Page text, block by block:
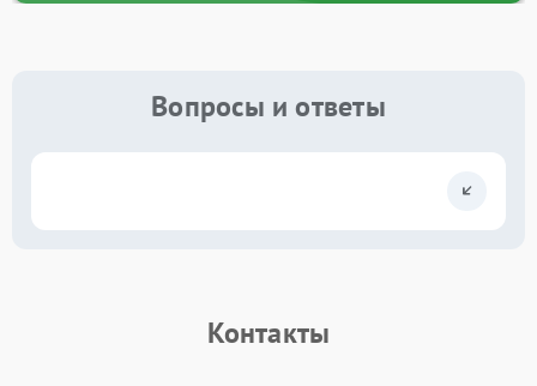
Вопросы и ответы
Контакты